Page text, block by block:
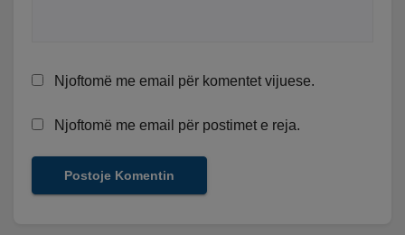
Njoftomë me email për komentet vijuese.
Njoftomë me email për postimet e reja.